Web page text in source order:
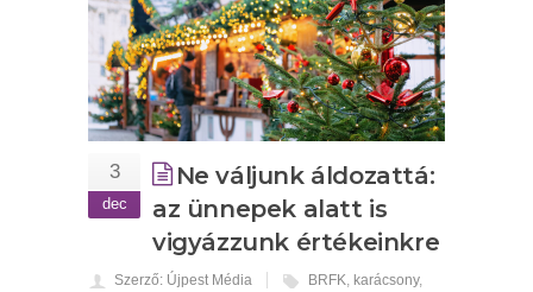
3
dec
Ne váljunk áldozattá:
az ünnepek alatt is
vigyázzunk értékeinkre
Szerző: Újpest Média BRFK, karácsony,